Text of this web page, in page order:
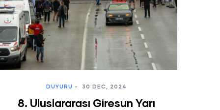
DUYURU - 18 DEC, 2023
Konaklama Duyurusu